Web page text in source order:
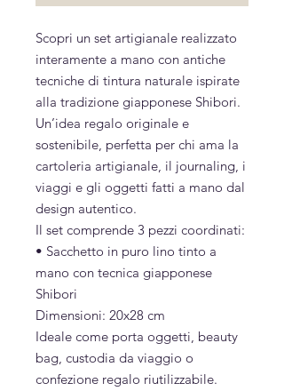
Scopri un set artigianale realizzato
interamente a mano con antiche
tecniche di tintura naturale ispirate
alla tradizione giapponese Shibori.
Un’idea regalo originale e
sostenibile, perfetta per chi ama la
cartoleria artigianale, il journaling, i
viaggi e gli oggetti fatti a mano dal
design autentico.
Il set comprende 3 pezzi coordinati:
• Sacchetto in puro lino tinto a
mano con tecnica giapponese
Shibori
Dimensioni: 20x28 cm
Ideale come porta oggetti, beauty
bag, custodia da viaggio o
confezione regalo riutilizzabile.